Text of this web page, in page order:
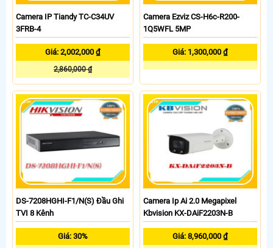
Camera IP Tiandy TC-C34UV
3FRB-4
Giá: 2,002,000 ₫
2,860,000 ₫
Camera Ezviz CS-H6c-R200-
1Q5WFL 5MP
Giá: 1,300,000 ₫
DS-7208HGHI-F1/N(S) Đầu Ghi
TVI 8 Kênh
Giá: 30%
Camera Ip Ai 2.0 Megapixel
Kbvision KX-DAiF2203N-B
Giá: 8,960,000 ₫